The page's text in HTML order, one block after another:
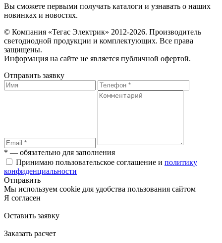
Вы сможете первыми получать каталоги и узнавать о наших
новинках и новостях.
© Компания «Тегас Электрик» 2012-2026. Производитель
светодиодной продукции и комплектующих. Все права
защищены.
Информация на сайте не является публичной офертой.
Отправить заявку
* — обязательно для заполнения
Принимаю пользовательское соглашение и политику
конфиденциальности
Отправить
Мы используем cookie для удобства пользования сайтом
Я согласен
Оставить заявку
Заказать расчет